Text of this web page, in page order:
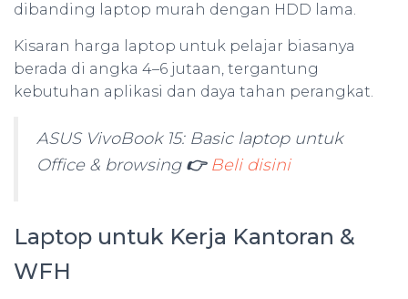
dibanding laptop murah dengan HDD lama.
Kisaran harga laptop untuk pelajar biasanya
berada di angka 4–6 jutaan, tergantung
kebutuhan aplikasi dan daya tahan perangkat.
ASUS VivoBook 15: Basic laptop untuk
Office & browsing 👉 Beli disini
Laptop untuk Kerja Kantoran &
WFH